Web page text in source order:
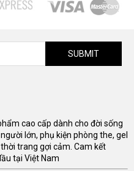
SUBMIT
cao cấp dành cho đời sống
lớn, phụ kiện phòng the, gel
trang gợi cảm. Cam kết
tại Việt Nam